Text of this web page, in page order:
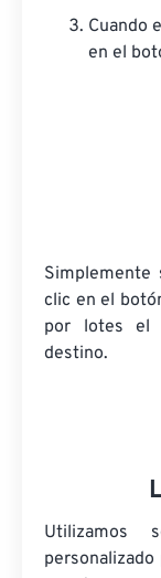
Cuando
en el
Simplemente
clic en el
por lotes el
destino.
Utilizamos
personalizado